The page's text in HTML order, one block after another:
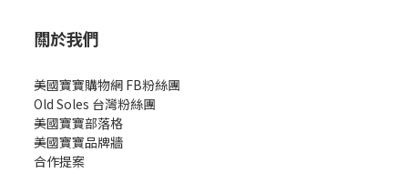
關於我們
美國寶寶購物網 FB粉絲團
Old Soles 台灣粉絲團
美國寶寶部落格
美國寶寶品牌牆
合作提案